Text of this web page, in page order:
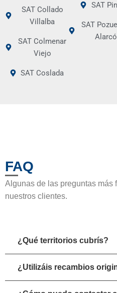
SAT Collado
Villalba
SAT Colmenar
Viejo
SAT Coslada
SAT
SAT
FAQ
Algunas de las preguntas más
nuestros clientes.
¿Qué territorios cubrís?
¿Utilizáis recambios